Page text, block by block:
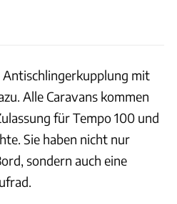
mit
Alle Caravans kommen
für Tempo 100 und
Sie haben nicht nur
sondern auch eine